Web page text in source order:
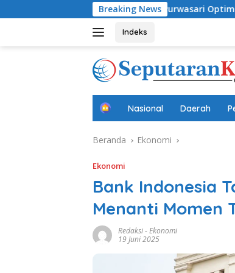
ke
Breaking News
Desa Purwasari Optimalkan Potensi
Indeks
B
a
d
Nasional Daerah
Beranda Ekonomi
Ekonomi
Bank Indonesia
Menanti Momen
Redaksi-Ekonomi
19 Juni 2025